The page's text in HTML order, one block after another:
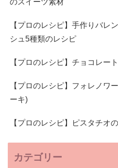
【プロのレシピ】手作りバレ
シュ5種類のレシピ
【プロのレシピ】チョコレー
【プロのレシピ】フォレノワ
ーキ)
【プロのレシピ】ピスタチオ
カテゴリー